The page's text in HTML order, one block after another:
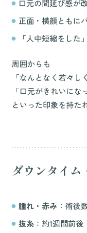
口元の間延び感が
正面・横顔ともに
「人中短縮をし
周囲からも
「なんとなく若々し
「口元がきれいにな
といった印象を持た
ダウンタイム
腫れ・赤み ：術後
抜糸 ：約1週間前後